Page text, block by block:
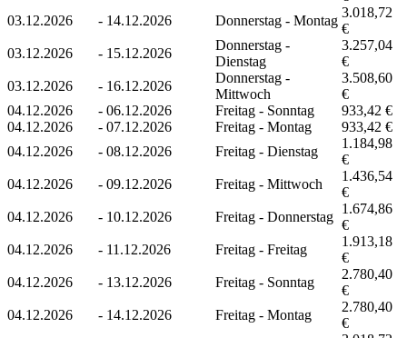
03.12.2026
- 14.12.2026 Donnerstag - Montag
3.018,72
€
03.12.2026
- 15.12.2026
Donnerstag -
Dienstag
3.257,04
€
03.12.2026
- 16.12.2026
Donnerstag -
Mittwoch
3.508,60
€
04.12.2026
- 06.12.2026 Freitag - Sonntag
933,42 €
04.12.2026
- 07.12.2026 Freitag - Montag
933,42 €
04.12.2026
- 08.12.2026 Freitag - Dienstag
1.184,98
€
04.12.2026
- 09.12.2026 Freitag - Mittwoch
1.436,54
€
04.12.2026
- 10.12.2026 Freitag - Donnerstag
1.674,86
€
04.12.2026
- 11.12.2026 Freitag - Freitag
1.913,18
€
04.12.2026
- 13.12.2026 Freitag - Sonntag
2.780,40
€
04.12.2026
- 14.12.2026 Freitag - Montag
2.780,40
€